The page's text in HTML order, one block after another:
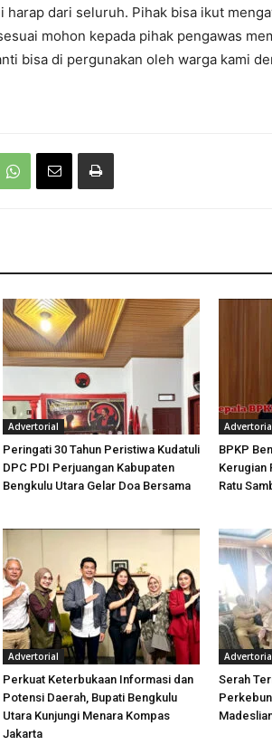
harap dari seluruh. Pihak bisa ikut
mohon kepada pihak pengawas
bisa di pergunakan oleh warga kami
Advertorial
Peringati 30 Tahun Peristiwa Kudatuli
DPC PDI Perjuangan Kabupaten
Bengkulu Utara Gelar Doa Bersama
BPKP
Kerugian
Ratu
Advertorial
Perkuat Keterbukaan Informasi dan
Potensi Daerah, Bupati Bengkulu
Utara Kunjungi Menara Kompas
Jakarta
Serah